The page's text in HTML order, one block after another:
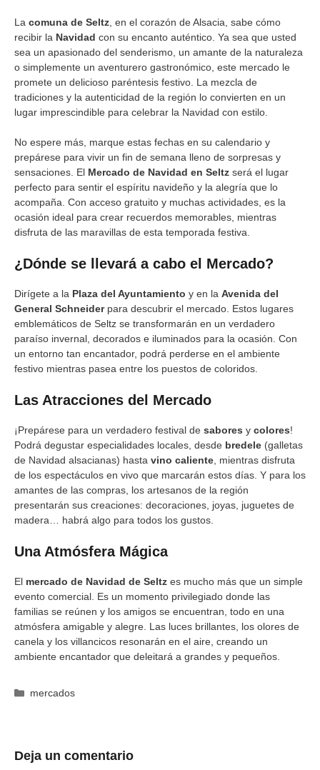
La comuna de Seltz , en el corazón de Alsacia, sabe cómo
recibir la Navidad con su encanto auténtico. Ya sea que usted
sea un apasionado del senderismo, un amante de la naturaleza
o simplemente un aventurero gastronómico, este mercado le
promete un delicioso paréntesis festivo. La mezcla de
tradiciones y la autenticidad de la región lo convierten en un
lugar imprescindible para celebrar la Navidad con estilo.
No espere más, marque estas fechas en su calendario y
prepárese para vivir un fin de semana lleno de sorpresas y
sensaciones. El Mercado de Navidad en Seltz será el lugar
perfecto para sentir el espíritu navideño y la alegría que lo
acompaña. Con acceso gratuito y muchas actividades, es la
ocasión ideal para crear recuerdos memorables, mientras
disfruta de las maravillas de esta temporada festiva.
¿Dónde se llevará a cabo el Mercado?
Dirígete a la Plaza del Ayuntamiento y en la Avenida del
General Schneiderpara descubrir el mercado. Estos lugares
emblemáticos de Seltz se transformarán en un verdadero
paraíso invernal, decorados e iluminados para la ocasión. Con
un entorno tan encantador, podrá perderse en el ambiente
festivo mientras pasea entre los puestos de coloridos.
Las Atracciones del Mercado
¡Prepárese para un verdadero festival de sabores y colores!
Podrá degustar especialidades locales, desde bredele (galletas
de Navidad alsacianas) hasta vino caliente , mientras disfruta
de los espectáculos en vivo que marcarán estos días. Y para los
amantes de las compras, los artesanos de la región
presentarán sus creaciones: decoraciones, joyas, juguetes de
madera… habrá algo para todos los gustos.
Una Atmósfera Mágica
El mercado de Navidad de Seltz es mucho más que un simple
evento comercial. Es un momento privilegiado donde las
familias se reúnen y los amigos se encuentran, todo en una
atmósfera amigable y alegre. Las luces brillantes, los olores de
canela y los villancicos resonarán en el aire, creando un
ambiente encantador que deleitará a grandes y pequeños.
Categorías
mercados
Deja un comentario